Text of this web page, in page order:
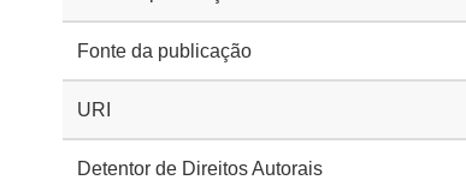
Fonte da publicação
URI
Detentor de Direitos Autorais